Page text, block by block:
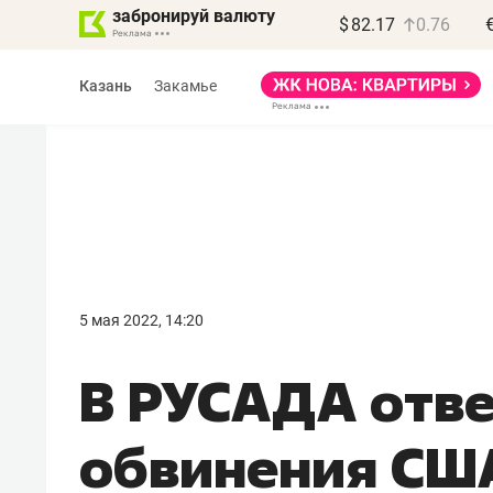
забронируй валюту $ 82.17 0.76
Казань Закамье
5 мая 2022, 14:20
В РУСАДА
обвинения
правил, бизнес может
потерять минимум